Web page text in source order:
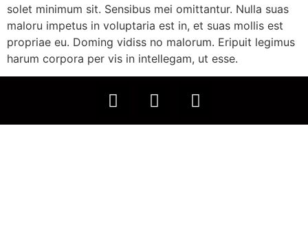
solet minimum sit. Sensibus mei omittantur. Nulla suas
maloru impetus in voluptaria est in, et suas mollis est
propriae eu. Doming vidiss no malorum. Eripuit legimus
harum corpora per vis in intellegam, ut esse.